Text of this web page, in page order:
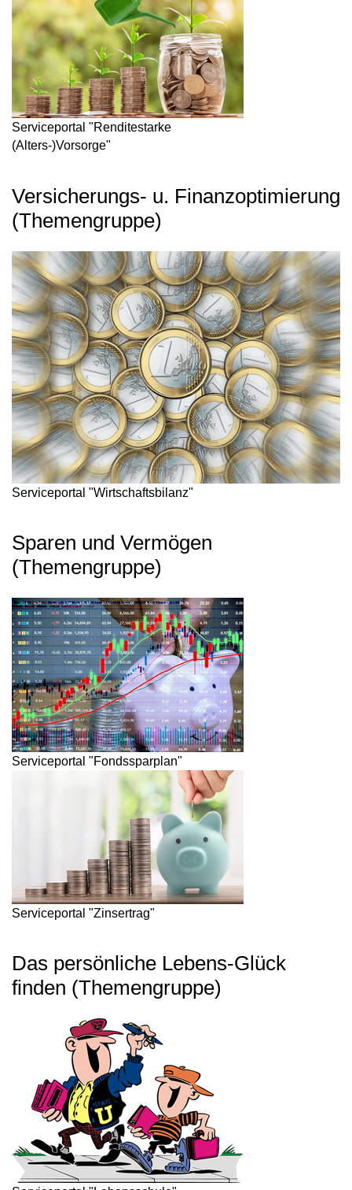
Serviceportal "Renditestarke
(Alters-)Vorsorge"
Versicherungs- u. Finanzoptimierung
(Themengruppe)
Serviceportal "Wirtschaftsbilanz"
Sparen und Vermögen
(Themengruppe)
Serviceportal "Fondssparplan"
Serviceportal "Zinsertrag"
Das persönliche Lebens-Glück
finden (Themengruppe)